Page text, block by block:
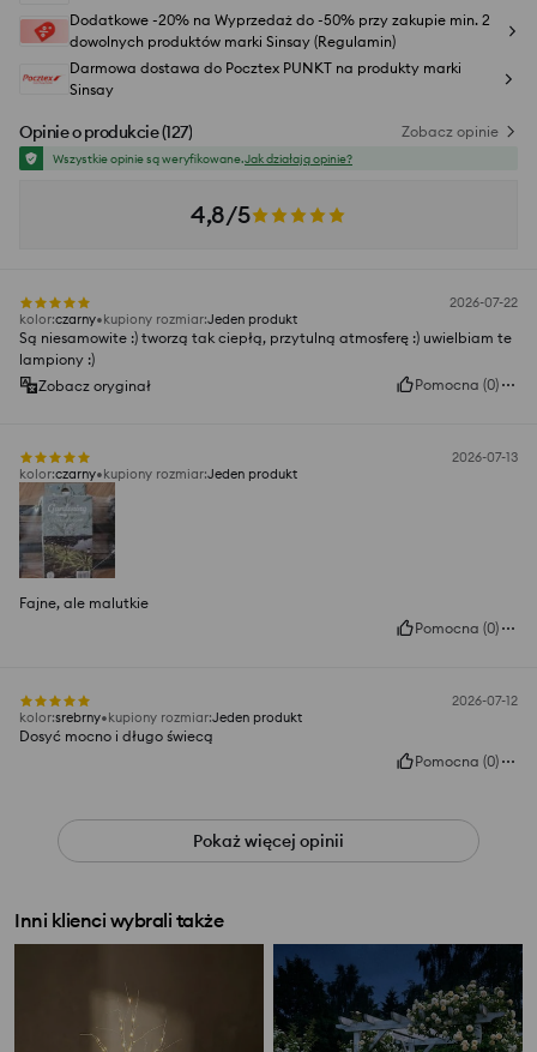
Dodatkowe -20% na Wyprzedaż do -50% przy zakupie min. 2
dowolnych produktów marki Sinsay (Regulamin)
Darmowa dostawa do Pocztex PUNKT na produkty marki
Sinsay
Opinie o produkcie(127) Zobacz opinie
Wszystkie opinie są weryfikowane.Jak działają opinie?
4,8/5
2026-07-22
kolor:czarny kupiony rozmiar:Jeden produkt
Są niesamowite :) tworzą tak ciepłą, przytulną atmosferę :) uwielbiam te
lampiony :)
Zobacz oryginał
Pomocna (0)
2026-07-13
kolor:czarny kupiony rozmiar:Jeden produkt
Fajne, ale malutkie
Pomocna (0)
2026-07-12
kolor:srebrny kupiony rozmiar:Jeden produkt
Dosyć mocno i długo świecą
Pomocna (0)
Pokaż więcej opinii
Inni klienci wybrali także